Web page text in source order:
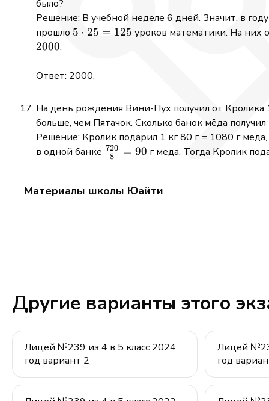
было?
Решение: В учебной неделе 6 дней. Значит, в
прошло 5
125
5 ⋅ 25 = 125 уроков математики. На них
2000.
Ответ: 2000.
На день рождения Вини-Пух получил от Кролика
больше, чем Пятачок. Сколько банок мёда
Решение: Кролик подарил 1 кг 80 г = 1080 г
в одной банке \frac{720}
8
720 = 90 г меда. Тогда Кролик
Материалы школы Юайти
Другие варианты этого
Лицей №239 из 4 в 5 класс 2024
год вариант 2
Лицей
год